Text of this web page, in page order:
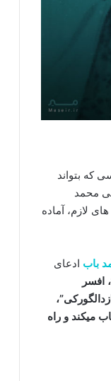
که بتواند
الاولی۱۲۶۰ توانست سیدعلی محمد
لازم، آماده
باب ادعای
افسر
می‏کند و راه